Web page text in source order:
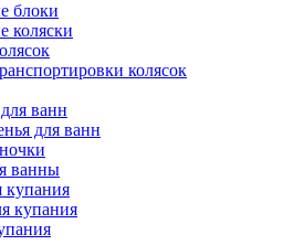
блоки
коляски
колясок
ванн
для ванн
ванны
купания
купания